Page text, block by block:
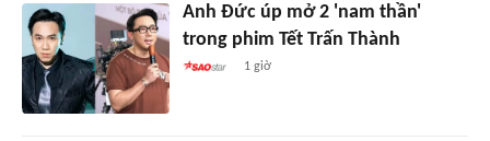
Anh Đức úp mở 2 'nam thần'
trong phim Tết Trấn Thành
1 giờ